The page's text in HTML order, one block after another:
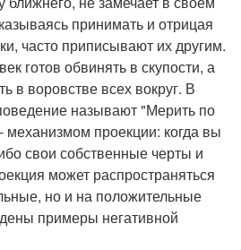
принимать и отрицая
часто приписывают их другим.
готов обвинять в скупости, а
в воровстве всех вокруг. В
называют "Мерить по
механизмом проекции: когда вы
свои собственные черты и
может распространяться
но и на положительные
примеры негативной